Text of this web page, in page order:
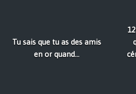
Tu sais que tu as des amis
en or quand...